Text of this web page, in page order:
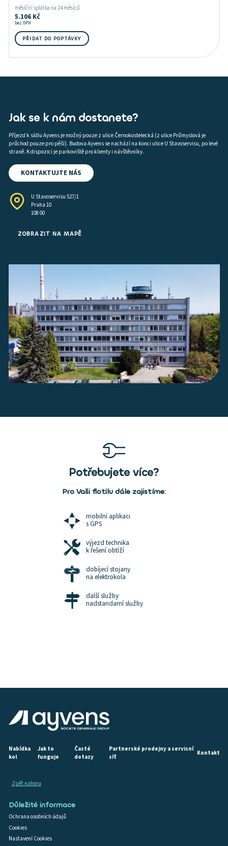
měsíční splátka na 24 měsíců
5.106 Kč
bez DPH
PŘIDAT DO POPTÁVKY
Jak se k nám dostanete?
Příjezd k sídlu Ayvens je možný pouze z ulice Černokostelecká (z ulice Průmyslová je
průchod pouze pro pěší). Budova Ayvens se nachází na konci ulice U Stavoservisu, po levé
straně. K dispozici je parkoviště pro klienty i návštěvníky.
KONTAKTUJTE NÁS
U Stavoservisu 527/1
Praha 10
108 00
ZOBRAZIT NA MAPĚ
Potřebujete více?
Pro Vaši flotilu dále zajistíme:
mobilní aplikaci
s GPS
výjezd technika
k řešení obtíží
dobíjecí stojany
na elektrokola
další služby
nadstandarní služby
Nabídka
kol
Jak to
funguje
Časté
dotazy
Partnerské prodejny a servisní
síť
Kontakt
Zpět nahoru
Důležité informace
Ochrana osobních údajů
Cookies
Nastavení Cookies